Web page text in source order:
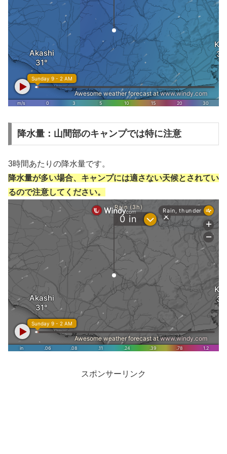
降水量：山間部のキャンプでは特に注意
3時間あたりの降水量です。
降水量が多い場合、キャンプには適さない天候とされてい
るので注意してください。
スポンサーリンク